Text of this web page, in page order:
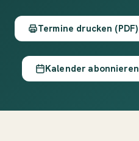
Termine drucken (PDF)
Kalender abonnieren